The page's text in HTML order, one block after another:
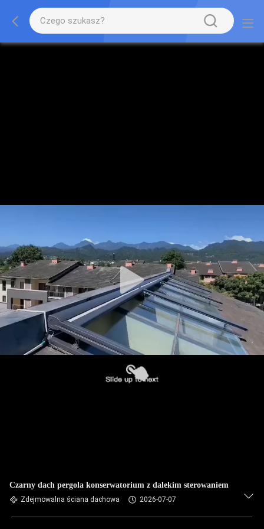
Czarny dach pergola konserwatorium z dalekim sterowaniem
Zdejmowalna ściana dachowa 2026-07-07